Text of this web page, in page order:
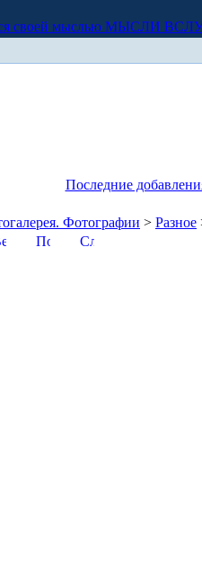
МЫСЛИ
Последние
Фотографии > Разное